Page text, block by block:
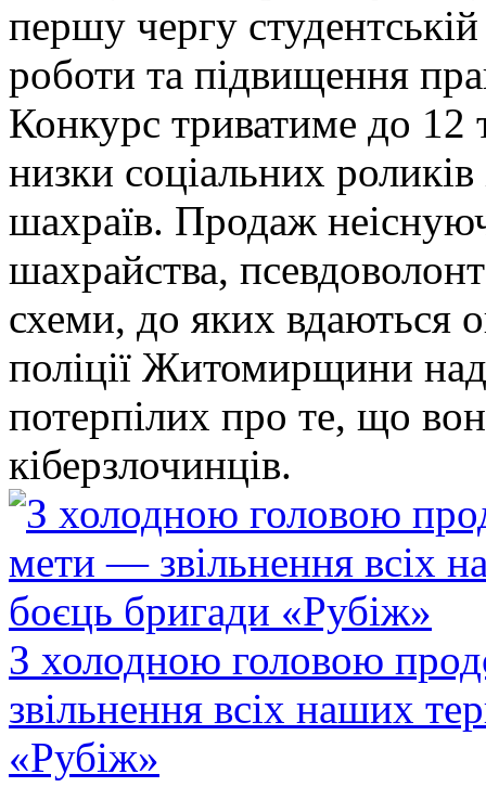
першу чергу
роботи та підвищення
Конкурс триватиме до 12
низки соціальних
шахраїв. Продаж
шахрайства,
схеми, до яких
поліції Житомирщини
потерпілих про те, що
кіберзлочинців.
З холодною головою
звільнення всіх наших
«Рубіж»